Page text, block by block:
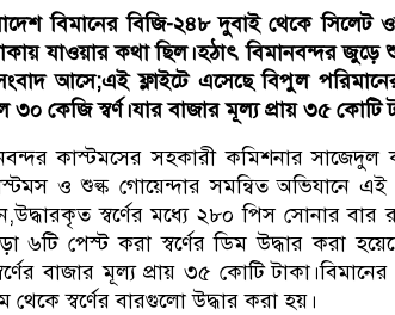
বিমানের বিজি-২৪৮ দুবাই থেকে সিলেট
যাওয়ার কথা ছিল।হঠাৎ বিমানবন্দর
আসে;এই ফ্লাইটে এসেছে বিপুল পরিমানের
৩০ কেজি স্বর্ণ।যার বাজার মূল্য প্রায় ৩৫ কোটি
কাস্টমসের সহকারী কমিশনার সাজেদুল
ও শুল্ক গোয়েন্দার সমন্বিত অভিযানে এই
স্বর্ণের মধ্যে ২৮০ পিস সোনার বার
পেস্ট করা স্বর্ণের ডিম উদ্ধার করা
বাজার মূল্য প্রায় ৩৫ কোটি
স্বর্ণের বারগুলো উদ্ধার করা হয়।